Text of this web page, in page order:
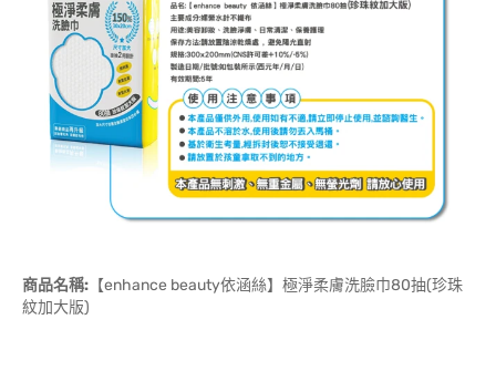
商品名稱: 【enhance beauty依涵絲】極淨柔膚洗臉巾80抽(珍珠
紋加大版)